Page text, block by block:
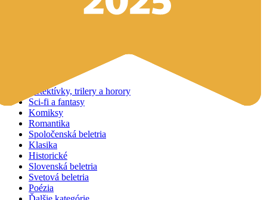
Detektívky, trilery a horory
Sci-fi a fantasy
Komiksy
Romantika
Spoločenská beletria
Klasika
Historické
Slovenská beletria
Svetová beletria
Poézia